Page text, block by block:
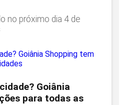
no próximo dia 4 de
Goiânia
para todas as